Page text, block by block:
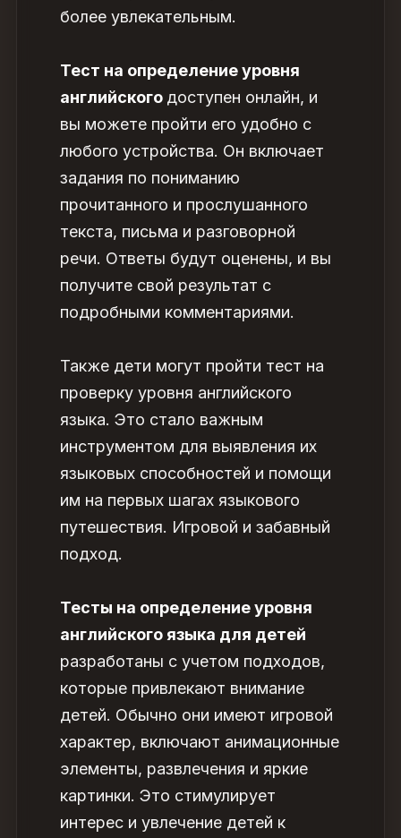
более увлекательным.
Тест на определение уровня
английского доступен онлайн, и
вы можете пройти его удобно с
любого устройства. Он включает
задания по пониманию
прочитанного и прослушанного
текста, письма и разговорной
речи. Ответы будут оценены, и вы
получите свой результат с
подробными комментариями.
Также дети могут пройти тест на
проверку уровня английского
языка.Это стало важным
инструментом для выявления их
языковых способностей и помощи
им на первых шагах языкового
путешествия. Игровой и забавный
подход.
Тесты на определение уровня
английского языка для детей
разработаны с учетом подходов,
которые привлекают внимание
детей. Обычно они имеют игровой
характер, включают анимационные
элементы, развлечения и яркие
картинки. Это стимулирует
интерес и увлечение детей к